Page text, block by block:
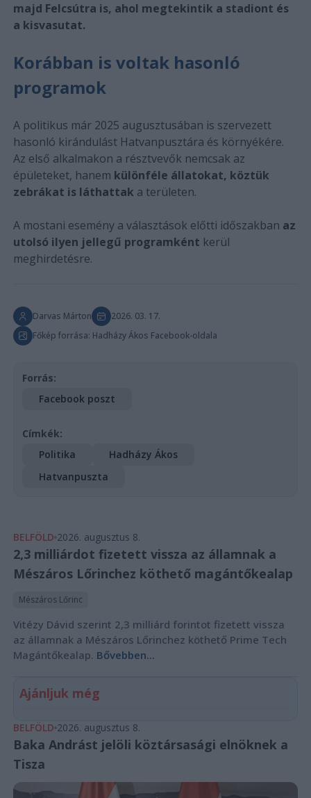
majd Felcsútra is, ahol megtekintik a stadiont és
a kisvasutat.
Korábban is voltak hasonló
programok
A politikus már 2025 augusztusában is szervezett
hasonló kirándulást Hatvanpusztára és környékére.
Az első alkalmakon a résztvevők nemcsak az
épületeket, hanem különféle állatokat, köztük
zebrákat is láthattak a területen.
A mostani esemény a választások előtti időszakban az
utolsó ilyen jellegű programként kerül
meghirdetésre.
Darvas Márton
2026. 03. 17.
Főkép forrása: Hadházy Ákos Facebook-oldala
Forrás:
Facebook poszt
Címkék:
Politika
Hadházy Ákos
Hatvanpuszta
BELFÖLD 2026. augusztus 8.
2,3 milliárdot fizetett vissza az államnak a
Mészáros Lőrinchez köthető magántőkealap
Mészáros Lőrinc
Vitézy Dávid szerint 2,3 milliárd forintot fizetett vissza
az államnak a Mészáros Lőrinchez köthető Prime Tech
Magántőkealap. Bővebben...
Ajánljuk még
BELFÖLD 2026. augusztus 8.
Baka Andrást jelöli köztársasági elnöknek a
Tisza